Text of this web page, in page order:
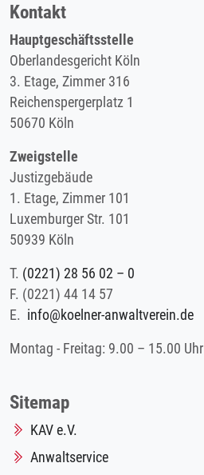
Kontakt
Hauptgeschäftsstelle
Oberlandesgericht Köln
3. Etage, Zimmer 316
Reichenspergerplatz 1
50670 Köln
Zweigstelle
Justizgebäude
1. Etage, Zimmer 101
Luxemburger Str. 101
50939 Köln
T. (0221) 28 56 02 – 0
F. (0221) 44 14 57
E. info@koelner-anwaltverein.de
Montag - Freitag: 9.00 – 15.00 Uhr
Sitemap
KAV e.V.
Anwaltservice